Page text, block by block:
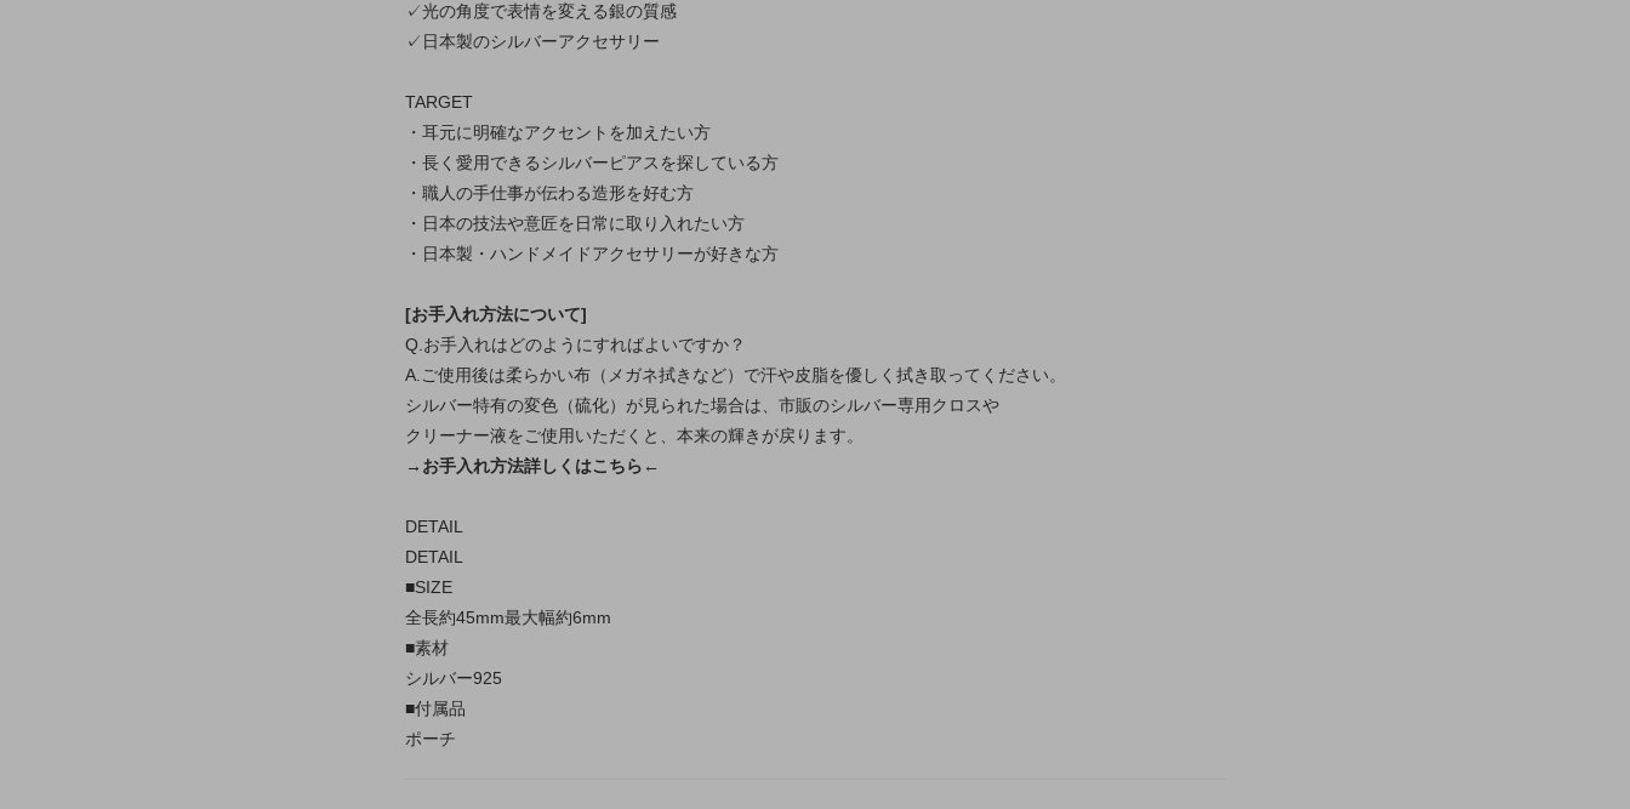
✓光の角度で表情を変える銀の質感
✓日本製のシルバーアクセサリー
TARGET
・耳元に明確なアクセントを加えたい方
・長く愛用できるシルバーピアスを探している方
・職人の手仕事が伝わる造形を好む方
・日本の技法や意匠を日常に取り入れたい方
・日本製・ハンドメイドアクセサリーが好きな方
[お手入れ方法について]
Q.お手入れはどのようにすればよいですか？
A.ご使用後は柔らかい布（メガネ拭きなど）で汗や皮脂を優しく拭き取ってください。
シルバー特有の変色（硫化）が見られた場合は、市販のシルバー専用クロスや
クリーナー液をご使用いただくと、本来の輝きが戻ります。
→お手入れ方法詳しくはこちら←
DETAIL
DETAIL
■SIZE
全長約45mm最大幅約6mm
■素材
シルバー925
■付属品
ポーチ